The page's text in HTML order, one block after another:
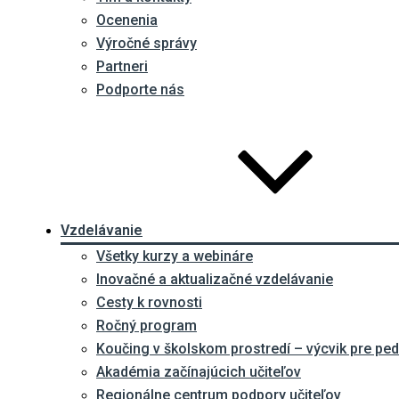
Ocenenia
Výročné správy
Partneri
Podporte nás
Vzdelávanie
Všetky kurzy a webináre
Inovačné a aktualizačné vzdelávanie
Cesty k rovnosti
Ročný program
Koučing v školskom prostredí – výcvik pre
Akadémia začínajúcich učiteľov
Regionálne centrum podpory učiteľov